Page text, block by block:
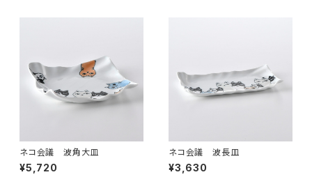
ネコ会議 波角大皿
¥5,720
ネコ会議 波長皿
¥3,630